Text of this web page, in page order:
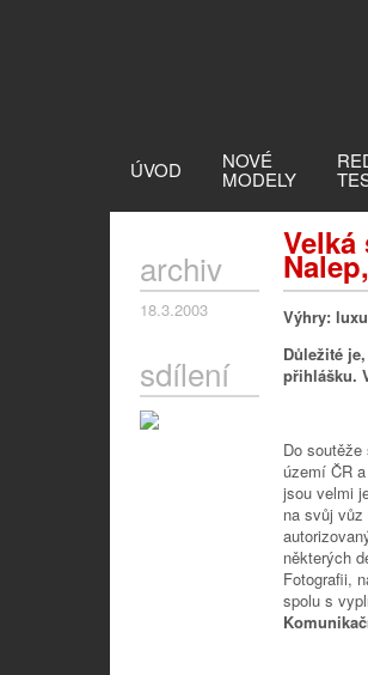
ÚVOD NOVÉ
MODELY
archiv
18.3.2003
sdílení
Výhry:
Důležité
přihlášku.
Do
území ČR
jsou velmi
na svůj
některých
Fotografii,
spolu s